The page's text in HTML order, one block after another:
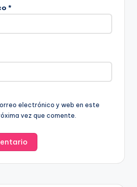
*
electrónico y web en este
vez que comente.